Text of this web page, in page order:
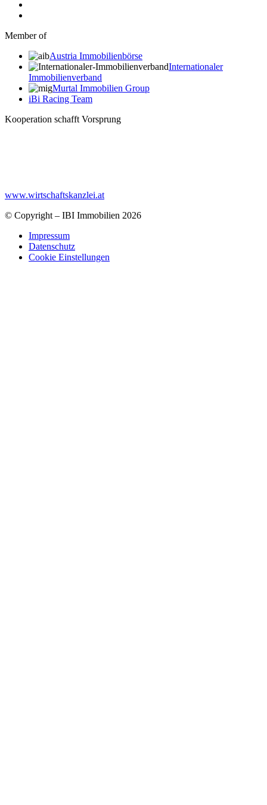
Member of
Austria Immobilienbörse
Internationaler
Immobilienverband
Murtal Immobilien Group
Kooperation schafft Vorsprung
www.wirtschaftskanzlei.at
© Copyright – IBI Immobilien 2026
Impressum
Datenschutz
Cookie Einstellungen